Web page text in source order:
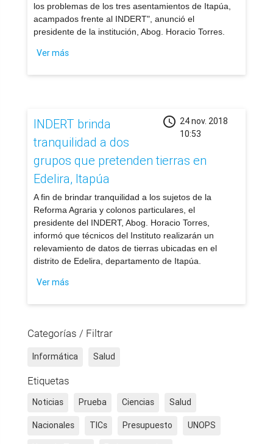
los problemas de los tres asentamientos de Itapúa,
acampados frente al INDERT", anunció el
presidente de la institución, Abog. Horacio Torres.
Ver más
schedule 24 nov. 2018
10:53
INDERT brinda
tranquilidad a dos
grupos que pretenden tierras en
Edelira, Itapúa
​A fin de brindar tranquilidad a los sujetos de la
Reforma Agraria y colonos particulares, el
presidente del INDERT, Abog. Horacio Torres,
informó que técnicos del Instituto realizarán un
relevamiento de datos de tierras ubicadas en el
distrito de Edelira, departamento de Itapúa.
Ver más
Categorías / Filtrar
Informática Salud
Etiquetas
Noticias Prueba Ciencias Salud
Nacionales TICs Presupuesto UNOPS